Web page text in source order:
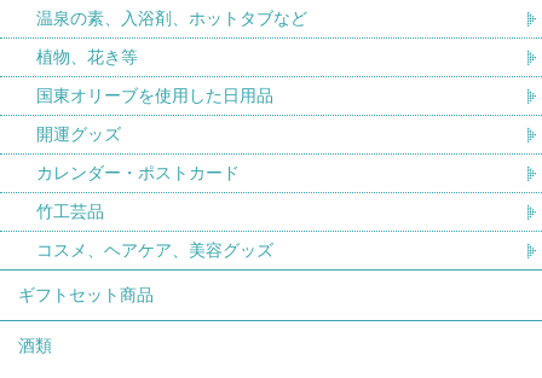
温泉の素、入浴剤、ホットタブなど
植物、花き等
国東オリーブを使用した日用品
開運グッズ
カレンダー・ポストカード
竹工芸品
コスメ、ヘアケア、美容グッズ
ギフトセット商品
酒類